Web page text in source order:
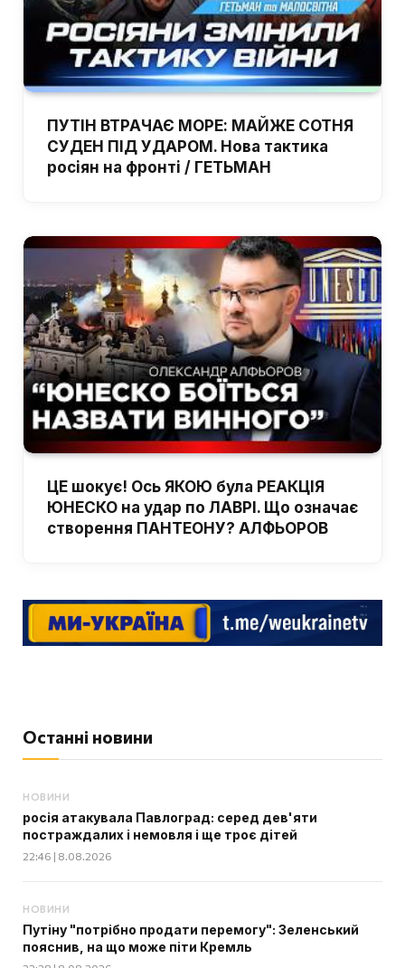
ПУТІН ВТРАЧАЄ МОРЕ: МАЙЖЕ СОТНЯ
СУДЕН ПІД УДАРОМ. Нова тактика
росіян на фронті / ГЕТЬМАН
ЦЕ шокує! Ось ЯКОЮ була РЕАКЦІЯ
ЮНЕСКО на удар по ЛАВРІ. Що означає
створення ПАНТЕОНУ? АЛФЬОРОВ
Останні новини
НОВИНИ
росія атакувала Павлоград: серед дев'яти
постраждалих і немовля і ще троє дітей
22:46 | 8.08.2026
НОВИНИ
Путіну "потрібно продати перемогу": Зеленський
пояснив, на що може піти Кремль